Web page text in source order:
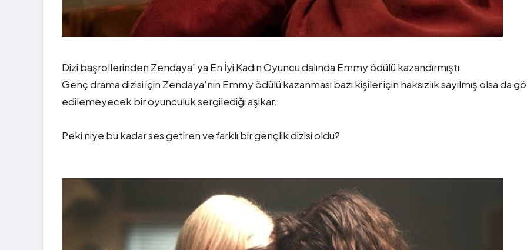
Dizi başrollerinden Zendaya' ya En İyi Kadın Oyuncu dalında Emmy ödülü kazandırmıştı.
Genç drama dizisi için Zendaya'nın Emmy ödülü kazanması bazı kişiler için haksızlık sayılmış olsa da
edilemeyecek bir oyunculuk sergilediği aşikar.
Peki niye bu kadar ses getiren ve farklı bir gençlik dizisi oldu?